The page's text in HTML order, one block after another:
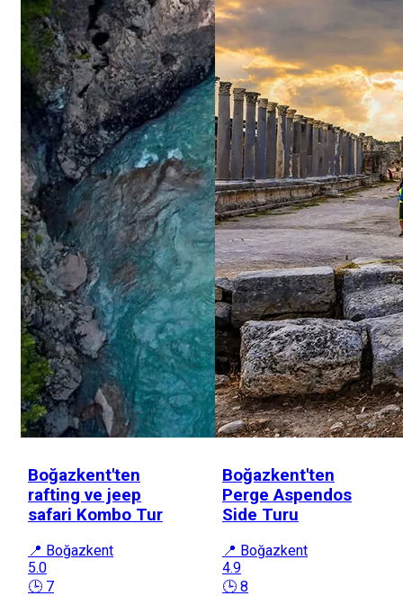
Boğazkent'ten
rafting ve jeep
safari Kombo Tur
📍 Boğazkent
5.0
🕒 7
Boğazkent'ten
Perge Aspendos
Side Turu
📍 Boğazkent
4.9
🕒 8